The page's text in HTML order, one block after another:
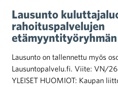
Lausunto
rahoituspalvelujen
Lausunto on tallennettu myös
Lausuntopalvelu.fi. Viite: VN/
YLEISET HUOMIOT: Kaupan